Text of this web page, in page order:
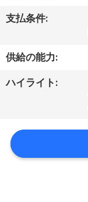
い
工
行
支払条件:
供給の能力:
ハイライト: